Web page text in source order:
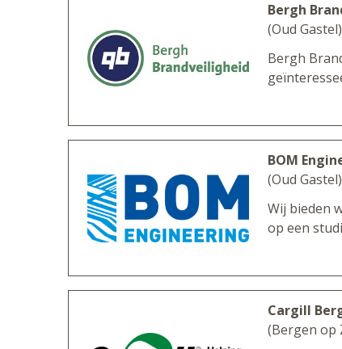
Bergh
(Oud Gastel)
Bergh
BOM
(Oud Gastel)
Wij bieden
op een
Cargill
(Bergen op